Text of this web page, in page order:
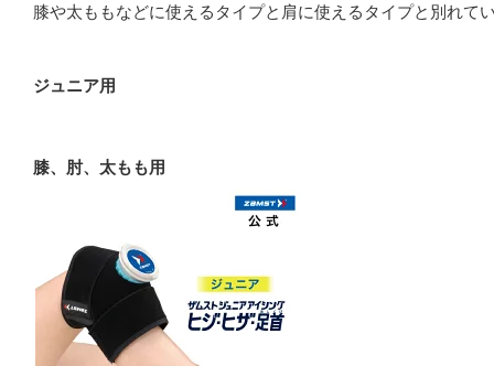
膝や太ももなどに使えるタイプと肩に使えるタイプと別れて
ジュニア用
膝、肘、太もも用